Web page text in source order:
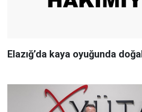
Elazığ’da kaya oyuğunda